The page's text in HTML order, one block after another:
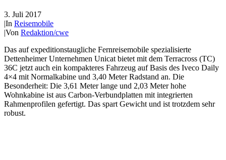
3. Juli 2017
|In Reisemobile
|Von Redaktion/cwe
Das auf expeditionstaugliche Fernreisemobile spezialisierte
Dettenheimer Unternehmen Unicat bietet mit dem Terracross (TC)
36C jetzt auch ein kompakteres Fahrzeug auf Basis des Iveco Daily
4×4 mit Normalkabine und 3,40 Meter Radstand an. Die
Besonderheit: Die 3,61 Meter lange und 2,03 Meter hohe
Wohnkabine ist aus Carbon-Verbundplatten mit integrierten
Rahmenprofilen gefertigt. Das spart Gewicht und ist trotzdem sehr
robust.